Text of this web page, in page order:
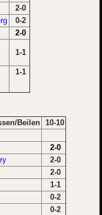
2-0
0-2
2-0
1-1
1-1
Beilen 10-10
2-0
2-0
2-0
1-1
0-2
0-2